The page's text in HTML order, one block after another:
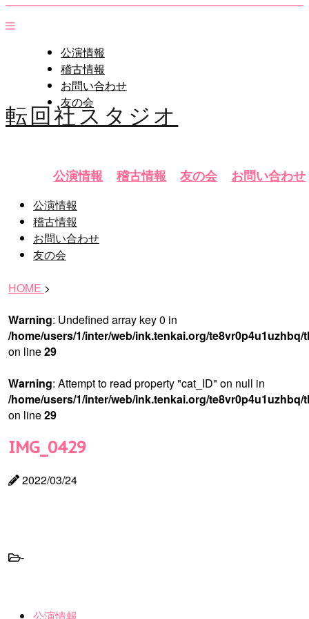
公演情報
稽古情報
お問い合わせ
友の会
転回社スタジオ
公演情報 稽古情報 友の会 お問い合わせ
公演情報
稽古情報
お問い合わせ
友の会
HOME >
Warning: Undefined array key 0 in
/home/users/1/inter/web/ink.tenkai.org/
on line29
Warning: Attempt to read property "cat_ID" on null in
/home/users/1/inter/web/ink.tenkai.org/
on line29
IMG_0429
2022/03/24
-
公演情報